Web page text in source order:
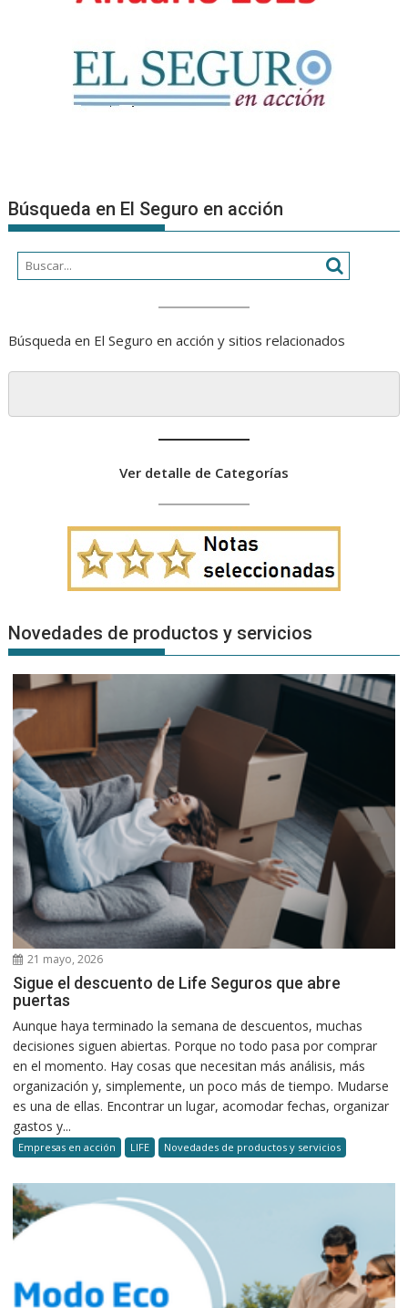
Búsqueda en El Seguro en acción
Búsqueda en El Seguro en acción y sitios relacionados
Ver detalle de Categorías
Novedades de productos y servicios
21 mayo, 2026
Sigue el descuento de Life Seguros que abre
puertas
Aunque haya terminado la semana de descuentos, muchas
decisiones siguen abiertas. Porque no todo pasa por comprar
en el momento. Hay cosas que necesitan más análisis, más
organización y, simplemente, un poco más de tiempo. Mudarse
es una de ellas. Encontrar un lugar, acomodar fechas, organizar
gastos y...
Empresas en acción LIFE Novedades de productos y servicios